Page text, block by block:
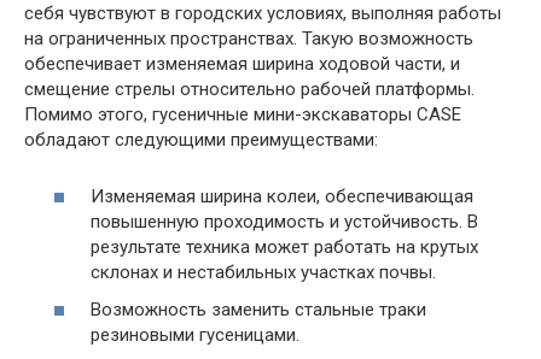
себя чувствуют в городских условиях, выполняя работы
на ограниченных пространствах. Такую возможность
обеспечивает изменяемая ширина ходовой части, и
смещение стрелы относительно рабочей платформы.
Помимо этого, гусеничные мини-экскаваторы CASE
обладают следующими преимуществами:
Изменяемая ширина колеи, обеспечивающая
повышенную проходимость и устойчивость. В
результате техника может работать на крутых
склонах и нестабильных участках почвы.
Возможность заменить стальные траки
резиновыми гусеницами.